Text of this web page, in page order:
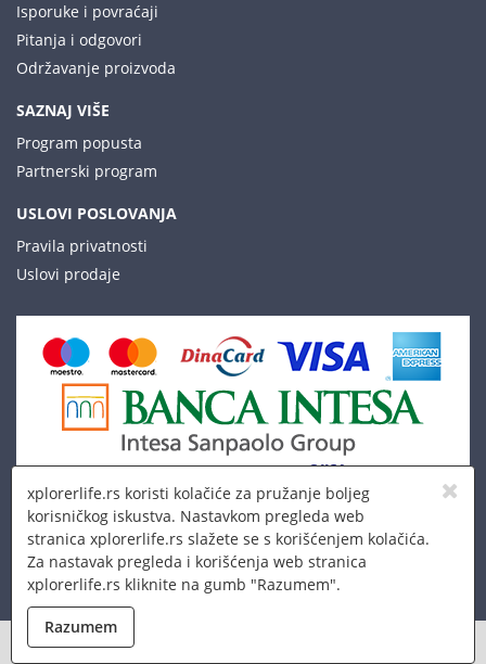
xplorerlife.rs koristi kolačiće za pružanje boljeg
korisničkog iskustva. Nastavkom pregleda web
stranica xplorerlife.rs slažete se s korišćenjem kolačića.
Za nastavak pregleda i korišćenja web stranica
xplorerlife.rs kliknite na gumb "Razumem".
Razumem
Isporuke i povraćaji
Pitanja i odgovori
Održavanje proizvoda
SAZNAJ VIŠE
Program popusta
Partnerski program
USLOVI POSLOVANJA
Pravila privatnosti
Uslovi prodaje
© 2026 Xplorer LLC